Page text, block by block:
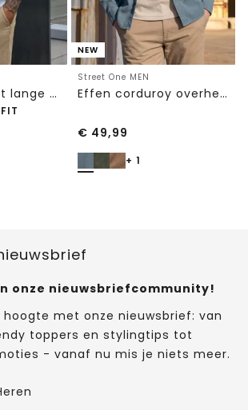
Overhemd met lange mouwen en streepjespatroon
NEW
Street One MEN
Effen corduroy overhemd met lange mouwen
€ 49,99
+ 1
onze nieuwsbriefcommunity!
met onze nieuwsbrief: van
toppers en stylingtips tot
- vanaf nu mis je niets meer.